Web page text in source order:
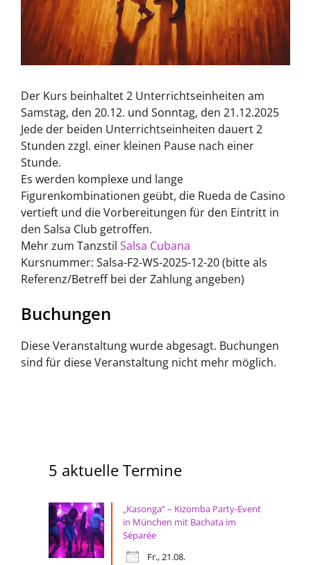
Der Kurs beinhaltet 2 Unterrichtseinheiten am
Samstag, den 20.12. und Sonntag, den 21.12.2025
Jede der beiden Unterrichtseinheiten dauert 2
Stunden zzgl. einer kleinen Pause nach einer
Stunde.
Es werden komplexe und lange
Figurenkombinationen geübt, die Rueda de Casino
vertieft und die Vorbereitungen für den Eintritt in
den Salsa Club getroffen.
Mehr zum Tanzstil Salsa Cubana
Kursnummer: Salsa-F2-WS-2025-12-20 (bitte als
Referenz/Betreff bei der Zahlung angeben)
Buchungen
Diese Veranstaltung wurde abgesagt. Buchungen
sind für diese Veranstaltung nicht mehr möglich.
5 aktuelle Termine
„Kasonga“ – Kizomba Party-Event
in München mit Bachata im
Séparée
Fr., 21.08.